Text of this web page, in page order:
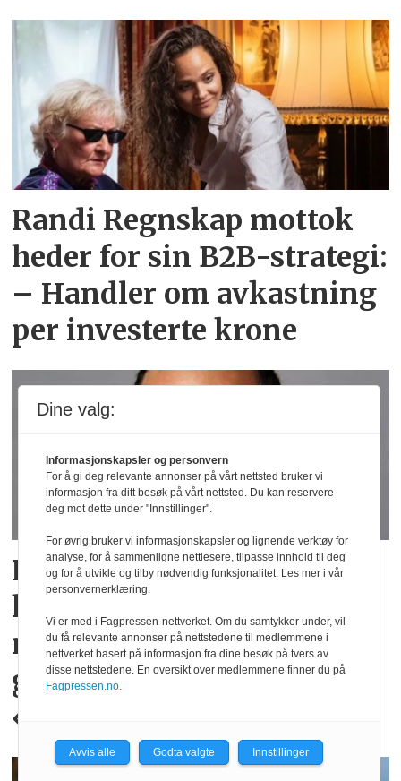
Randi Regnskap mottok
heder for sin B2B-strategi:
– Handler om avkastning
per investerte krone
PowerOffice satser på
humor i sin B2B-
markedsføring: – Mange
gjør det litt for
«corporate»
Dine valg:
Informasjonskapsler og personvern
For å gi deg relevante annonser på vårt nettsted bruker vi
informasjon fra ditt besøk på vårt nettsted. Du kan reservere
deg mot dette under "Innstillinger".
For øvrig bruker vi informasjonskapsler og lignende verktøy for
analyse, for å sammenligne nettlesere, tilpasse innhold til deg
og for å utvikle og tilby nødvendig funksjonalitet. Les mer i vår
personvernerklæring.
Vi er med i Fagpressen-nettverket. Om du samtykker under, vil
du få relevante annonser på nettstedene til medlemmene i
nettverket basert på informasjon fra dine besøk på tvers av
disse nettstedene. En oversikt over medlemmene finner du på
Fagpressen.no.
Avvis alle Godta valgte Innstillinger